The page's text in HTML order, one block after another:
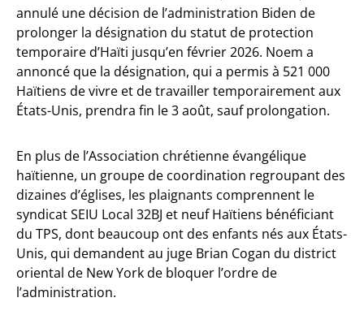
annulé une décision de l’administration Biden de
prolonger la désignation du statut de protection
temporaire d’Haïti jusqu’en février 2026. Noem a
annoncé que la désignation, qui a permis à 521 000
Haïtiens de vivre et de travailler temporairement aux
États-Unis, prendra fin le 3 août, sauf prolongation.
En plus de l’Association chrétienne évangélique
haïtienne, un groupe de coordination regroupant des
dizaines d’églises, les plaignants comprennent le
syndicat SEIU Local 32BJ et neuf Haïtiens bénéficiant
du TPS, dont beaucoup ont des enfants nés aux États-
Unis, qui demandent au juge Brian Cogan du district
oriental de New York de bloquer l’ordre de
l’administration.